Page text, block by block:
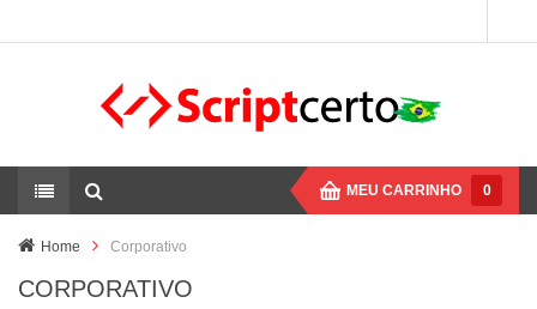
MEU CARRINHO 0
Home Corporativo
CORPORATIVO